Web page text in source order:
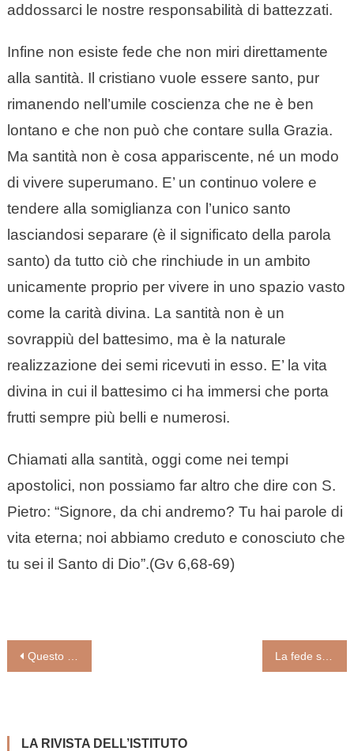
addossarci le nostre responsabilità di battezzati.
Infine non esiste fede che non miri direttamente
alla santità. Il cristiano vuole essere santo, pur
rimanendo nell’umile coscienza che ne è ben
lontano e che non può che contare sulla Grazia.
Ma santità non è cosa appariscente, né un modo
di vivere superumano. E’ un continuo volere e
tendere alla somiglianza con l’unico santo
lasciandosi separare (è il significato della parola
santo) da tutto ciò che rinchiude in un ambito
unicamente proprio per vivere in uno spazio vasto
come la carità divina. La santità non è un
sovrappiù del battesimo, ma è la naturale
realizzazione dei semi ricevuti in esso. E’ la vita
divina in cui il battesimo ci ha immersi che porta
frutti sempre più belli e numerosi.
Chiamati alla santità, oggi come nei tempi
apostolici, non possiamo far altro che dire con S.
Pietro: “Signore, da chi andremo? Tu hai parole di
vita eterna; noi abbiamo creduto e conosciuto che
tu sei il Santo di Dio”.(Gv 6,68-69)
Navigazione
Questo doloroso digiuno eucaristico che ci rende ancor più Chiesa La fede scaturisce dall’ascolto (Rosanna Virgili)
LA RIVISTA DELL’ISTITUTO